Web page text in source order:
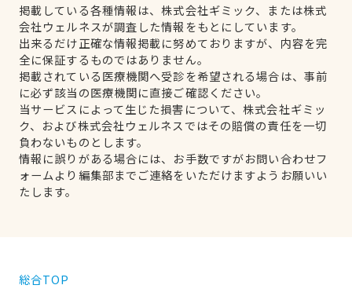
掲載している各種情報は、株式会社ギミック、または株式
会社ウェルネスが調査した情報をもとにしています。
出来るだけ正確な情報掲載に努めておりますが、内容を完
全に保証するものではありません。
掲載されている医療機関へ受診を希望される場合は、事前
に必ず該当の医療機関に直接ご確認ください。
当サービスによって生じた損害について、株式会社ギミッ
ク、および株式会社ウェルネスではその賠償の責任を一切
負わないものとします。
情報に誤りがある場合には、お手数ですがお問い合わせフ
ォームより編集部までご連絡をいただけますようお願いい
たします。
総合TOP